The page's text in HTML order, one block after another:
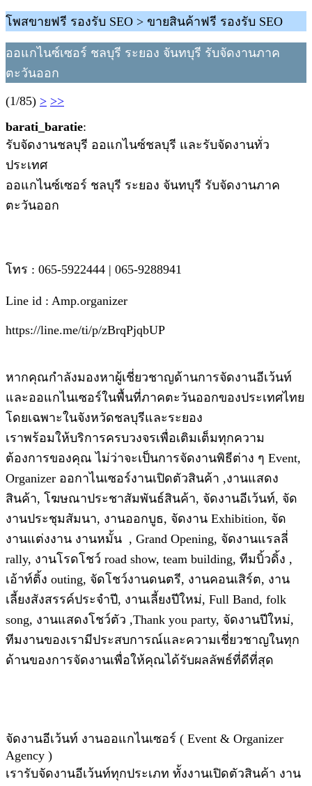
โพสขายฟรี รองรับ SEO > ขายสินค้าฟรี รองรับ SEO
ออแกไนซ์เซอร์ ชลบุรี ระยอง จันทบุรี รับจัดงานภาค
ตะวันออก
(1/85) > >>
barati_baratie:
รับจัดงานชลบุรี ออแกไนซ์ชลบุรี และรับจัดงานทั่ว
ประเทศ
ออแกไนซ์เซอร์ ชลบุรี ระยอง จันทบุรี รับจัดงานภาค
ตะวันออก
โทร : 065-5922444 | 065-9288941
Line id : Amp.organizer
https://line.me/ti/p/zBrqPjqbUP
หากคุณกำลังมองหาผู้เชี่ยวชาญด้านการจัดงานอีเว้นท์
และออแกไนเซอร์ในพื้นที่ภาคตะวันออกของประเทศไทย
โดยเฉพาะในจังหวัดชลบุรีและระยอง
เราพร้อมให้บริการครบวงจรเพื่อเติมเต็มทุกความ
ต้องการของคุณ ไม่ว่าจะเป็นการจัดงานพิธีต่าง ๆ Event,
Organizer ออกาไนเซอร์งานเปิดตัวสินค้า ,งานแสดง
สินค้า, โฆษณาประชาสัมพันธ์สินค้า, จัดงานอีเว้นท์, จัด
งานประชุมสัมนา, งานออกบูธ, จัดงาน Exhibition, จัด
งานแต่งงาน งานหมั้น , Grand Opening, จัดงานแรลลี่
rally, งานโรดโชว์ road show, team building, ทีมบิ้วดิ้ง ,
เอ้าท์ติ้ง outing, จัดโชว์งานดนตรี, งานคอนเสิร์ต, งาน
เลี้ยงสังสรรค์ประจำปี, งานเลี้ยงปีใหม่, Full Band, folk
song, งานแสดงโชว์ตัว ,Thank you party, จัดงานปีใหม่,
ทีมงานของเรามีประสบการณ์และความเชี่ยวชาญในทุก
ด้านของการจัดงานเพื่อให้คุณได้รับผลลัพธ์ที่ดีที่สุด
จัดงานอีเว้นท์ งานออแกไนเซอร์ ( Event & Organizer
Agency )
เรารับจัดงานอีเว้นท์ทุกประเภท ทั้งงานเปิดตัวสินค้า งาน